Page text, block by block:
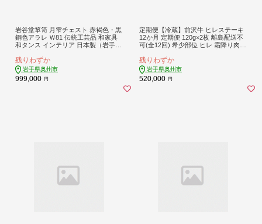
岩谷堂箪笥 月雫チェスト 赤褐色・黒
銅色アラレ Ｗ81 伝統工芸品 和家具
和タンス インテリア 日本製（岩手県
残りわずか
岩手県奥州市
999,000 円
定期便【冷蔵】前沢牛 ヒレステーキ
12か月 定期便 120g×2枚 離島配送不
可(全12回) 希少部位 ヒレ 霜降り肉
月 お届け 岩手県 奥州市 [ME016]
残りわずか
岩手県奥州市
520,000 円